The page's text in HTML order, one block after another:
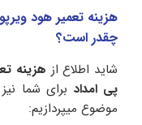
هزینه تعمیر هود
چقدر است؟
شاید اطلاع از هزینه
پی امداد برای شما
موضوع میپردازیم: